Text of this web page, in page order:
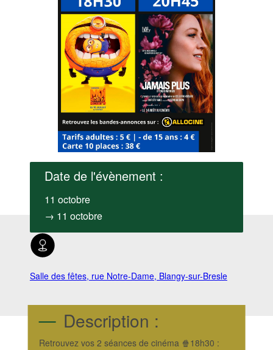
Date de l'évènement :
11 octobre
→ 11 octobre
Salle des fêtes, rue Notre-Dame, Blangy-sur-Bresle
Description :
Retrouvez vos 2 séances de cinéma 🍿18h30 :